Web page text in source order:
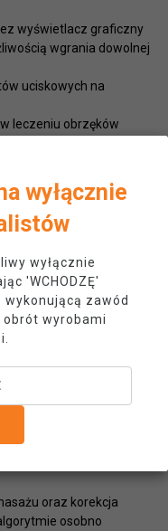
wyświetlacz graficzny
wgrania dowolnej
uciskowych na
leczeniu obrzęków
górne (prawym i
dolne
od 20 do 140 mmHg,
lub dolnych, masaż
rodzaje masażu
Voddera
oraz korekcja
osobno
wyłącznie
wyłącznie
'WCHODZĘ'
zawód
wyrobami